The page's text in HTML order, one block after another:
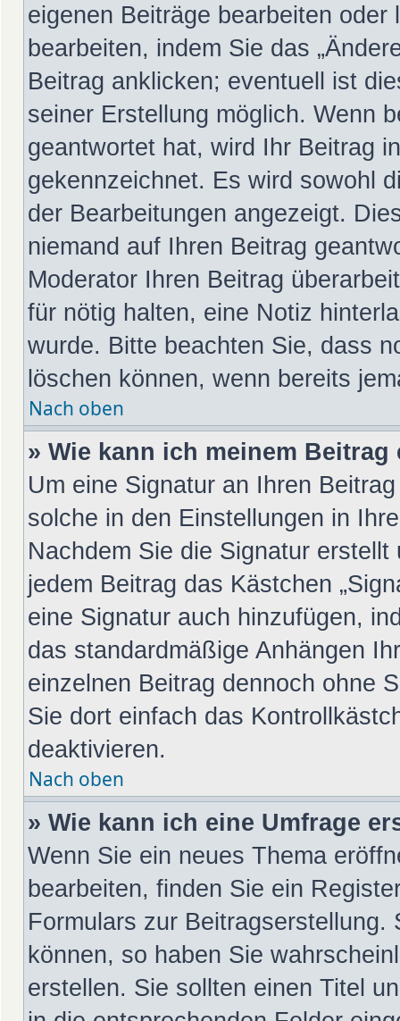
eigenen Beiträge bearbeiten
bearbeiten, indem Sie das
Beitrag anklicken; eventuell ist
seiner Erstellung möglich. Wenn
geantwortet hat, wird Ihr Beitrag
gekennzeichnet. Es wird sowohl
der Bearbeitungen angezeigt.
niemand auf Ihren Beitrag
Moderator Ihren Beitrag
für nötig halten, eine Notiz
wurde. Bitte beachten Sie, dass
löschen können, wenn bereits
Nach oben
» Wie kann ich meinem
Um eine Signatur an Ihren
solche in den Einstellungen in
Nachdem Sie die Signatur
jedem Beitrag das Kästchen
eine Signatur auch hinzufügen,
das standardmäßige Anhängen
einzelnen Beitrag dennoch ohne
Sie dort einfach das
deaktivieren.
Nach oben
» Wie kann ich eine Umfrage
Wenn Sie ein neues Thema
bearbeiten, finden Sie ein
Formulars zur
können, so haben Sie
erstellen. Sie sollten einen Titel